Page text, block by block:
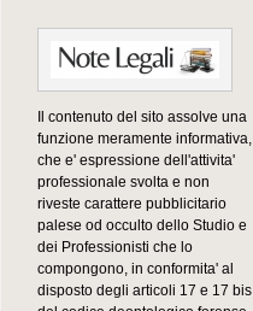
Il contenuto del sito assolve una
funzione meramente informativa,
che e' espressione dell'attivita'
professionale svolta e non
riveste carattere pubblicitario
palese od occulto dello Studio e
dei Professionisti che lo
compongono, in conformita' al
disposto degli articoli 17 e 17 bis